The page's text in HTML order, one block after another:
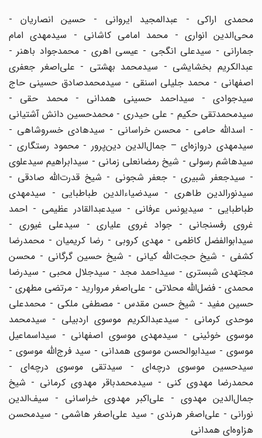
محمدی اراکی - عبدالمجید ایروانی - حسین انصاریان -
محی‌الدین انواری - محمد امامی کاشانی - سیدمهدی امام
جمارانی - سیدعلی انگجی - عیسی اهری - محمدجواد باهنر -
عبدالکریم بخشایشی - سیدمحمد بهشتی - علی‌اصغر جعفری
اصفهانی - محمد جلیلی اسنقی - سیدمحمدصادق حسینی حاج
سیدجوادی - سیداحمد حسینی همدانی - محمد حقی -
سیدمحمدتقی حکیم - علی حیدری - محمدحسین دانش آشتیانی
- اسدالله حامی - محسن خراسانی - سیدهادی خسروشاهی -
سیدمهدی دروازه‌ای – جمال‌الدین دین‌پرور - محمود رستگاری -
سیدهاشم رسولی - شیخ رمضانعلی زمانی - سیدابراهیم سیدعلوی
- سیدجعفر شبیری - جعفر شجونی - شیخ قدرت‌الله صادقی -
سیدنورالدین طاهری - سیدضیاءالدین طباطبایی - سیدمهدی
طباطبایی - سیدیونس عرفانی - سیدعبدالقادر عظیمی - احمد
غروی رفسنجانی - جواد غروی علیاری - سیدعلی غیوری -
سیدابوالفضل کاظمی - مهدی کروبی - رضا کریمیان - محمدرضا
کشفی - شیخ حجت‌الله کیانی - شیخ حسین گرگانی - محسن
مجتهدی شبستری - سیداحمد مجد - سیدجلال محبی - سیدرضا
محمدی - فضل‌الله محلاتی - علی‌اصغر مروارید - مرتضی مطهری -
حسین مفید - شیخ حسن مقدس - مصطفی ملکی - محمدعلی
موحدی کرمانی - سیدعبدالکریم موسوی اردبیلی - سیدمحمد
موسوی خوئینی - سیدمهدی موسوی اصفهانی - سیداسماعیل
موسوی - سیدابوالحسن موسوی همدانی - سید فرج‌الله موسوی -
سیدحسین موسوی درچه‌ای - سیدتقی موسوی درچه‌ای -
محمدرضا مهدوی کنی - سیدمحمدباقر مهدوی کرمانی - شیخ
جمال‌الدین مهدوی - علی‌اکبر مهدوی خراسانی - سیف‌الدین
نورانی - علی‌اصغر هرندی - سید علی‌اصغر هاشمی - سیدمحسن
هزاوه‌ای همدانی